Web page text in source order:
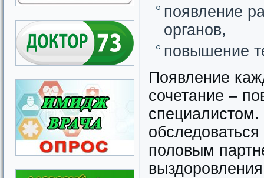
появление
органов,
повышение
Появление
сочетание –
половым